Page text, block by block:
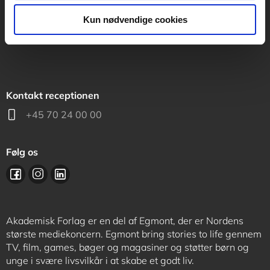
Kun nødvendige cookies
support@akademisk.dk
Kontakt receptionen
+45 70 24 00 00
Følg os
Akademisk Forlag er en del af Egmont, der er Nordens
største mediekoncern. Egmont bring stories to life gennem
TV, film, games, bøger og magasiner og støtter børn og
unge i svære livsvilkår i at skabe et godt liv.